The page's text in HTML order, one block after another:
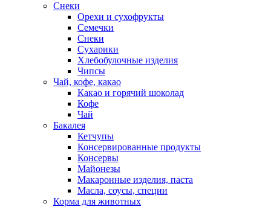
Снеки
Орехи и сухофрукты
Семечки
Снеки
Сухарики
Хлебобулочные изделия
Чипсы
Чай, кофе, какао
Какао и горячий шоколад
Кофе
Чай
Бакалея
Кетчупы
Консервированные продукты
Консервы
Майонезы
Макаронные изделия, паста
Масла, соусы, специи
Корма для животных